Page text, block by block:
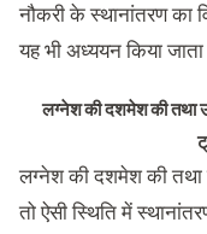
नौकरी के स्थानांतरण का
यह भी अध्ययन किया
लग्नेश की दशमेश की तथा
लग्नेश की दशमेश की तथा
तो ऐसी स्थिति में